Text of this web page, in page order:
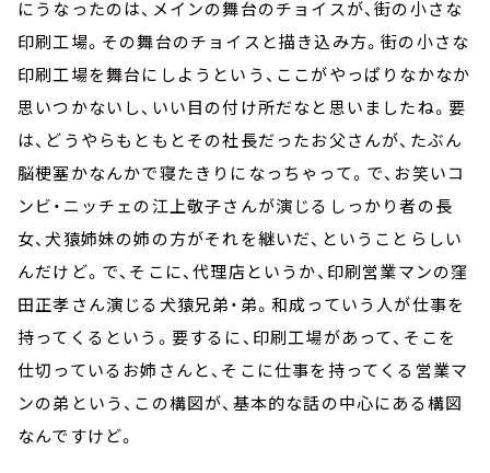
にうなったのは、メインの舞台のチョイスが、街の小さな
印刷工場。その舞台のチョイスと描き込み方。街の小さな
印刷工場を舞台にしようという、ここがやっぱりなかなか
思いつかないし、いい目の付け所だなと思いましたね。要
は、どうやらもともとその社長だったお父さんが、たぶん
脳梗塞かなんかで寝たきりになっちゃって。で、お笑いコ
ンビ・ニッチェの江上敬子さんが演じるしっかり者の長
女、犬猿姉妹の姉の方がそれを継いだ、ということらしい
んだけど。で、そこに、代理店というか、印刷営業マンの窪
田正孝さん演じる犬猿兄弟・弟。和成っていう人が仕事を
持ってくるという。要するに、印刷工場があって、そこを
仕切っているお姉さんと、そこに仕事を持ってくる営業マ
ンの弟という、この構図が、基本的な話の中心にある構図
なんですけど。